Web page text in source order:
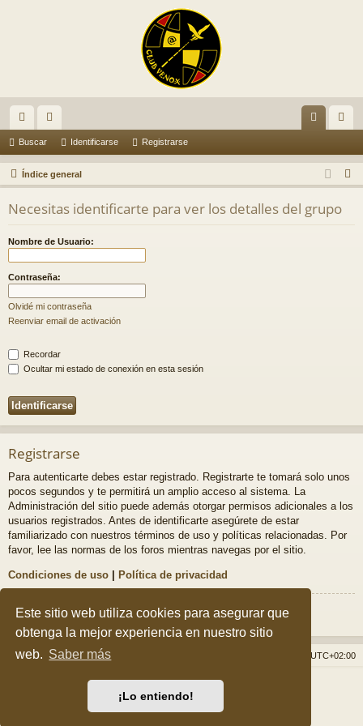
Este sitio web utiliza cookies para asegurar que
obtenga la mejor experiencia en nuestro sitio
web. Saber más
¡Lo entiendo!
nl
ac
es
rá
pi
do
s
or
os nti
fic
ar
ist
ra
rs
Buscar Identificarse Registrarse
Índice general
u
Necesitas identificarte para ver los detalles del grupo
Nombre de Usuario:
Contraseña:
Olvidé mi contraseña
Reenviar email de activación
Recordar
Ocultar mi estado de conexión en esta sesión
Registrarse
Para autenticarte debes estar registrado. Registrarte te tomará solo unos
pocos segundos y te permitirá un amplio acceso al sistema. La
Administración del sitio puede además otorgar permisos adicionales a los
usuarios registrados. Antes de identificarte asegúrete de estar
familiarizado con nuestros términos de uso y políticas relacionadas. Por
favor, lee las normas de los foros mientras navegas por el sitio.
Condiciones de uso | Política de privacidad
Registrarse
Índice general UTC+02:00
Desarrollado porphpBB® Forum Software © phpBB Limited
Style porArty&
phpBB España